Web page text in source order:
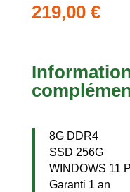
219,00 €
8G DDR4
SSD 256G
WINDOWS 11
Garanti 1 an